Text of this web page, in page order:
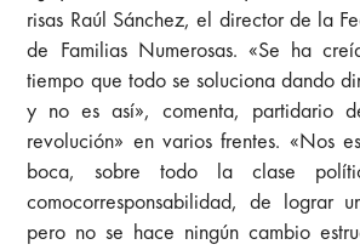
risas Raúl Sánchez, el director de la
de Familias Numerosas. «Se ha
tiempo que todo se soluciona dando
y no es así», comenta, partidario
revolución» en varios frentes. «Nos
boca, sobre todo la clase
comocorresponsabilidad, de lograr
pero no se hace ningún cambio